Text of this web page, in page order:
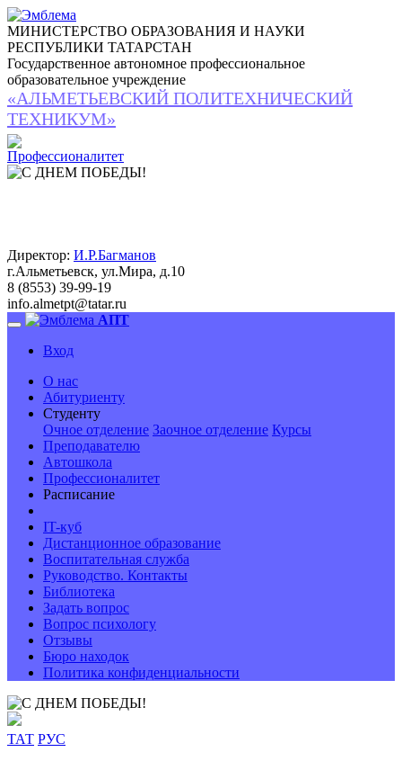
МИНИСТЕРСТВО ОБРАЗОВАНИЯ И НАУКИ
РЕСПУБЛИКИ ТАТАРСТАН
Государственное автономное профессиональное
образовательное учреждение
«АЛЬМЕТЬЕВСКИЙ ПОЛИТЕХНИЧЕСКИЙ
ТЕХНИКУМ»
Директор: И.Р.Багманов
г.Альметьевск, ул.Мира, д.10
8 (8553) 39-99-19
info.almetpt@tatar.ru
АПТ
Вход
О нас
Абитуриенту
Студенту
Очное отделение Заочное отделение Курсы
Преподавателю
Автошкола
Профессионалитет
Расписание
IT-куб
Дистанционное образование
Воспитательная служба
Руководство. Контакты
Библиотека
Задать вопрос
Вопрос психологу
Отзывы
Бюро находок
Политика конфиденциальности
ТАТ РУС